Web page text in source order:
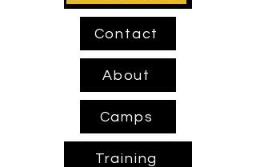
About
Camps
Training
Contact